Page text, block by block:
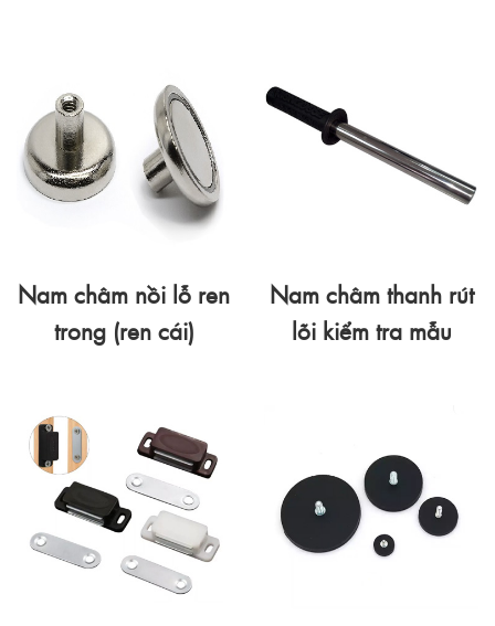
Nam châm nồi lỗ ren
trong (ren cái)
Nam châm thanh rút
lõi kiểm tra mẫu